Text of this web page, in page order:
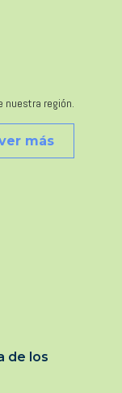
nuestra región.
más
de los